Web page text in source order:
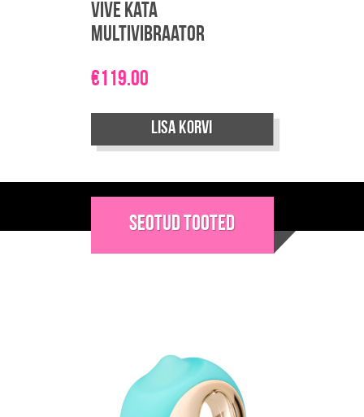
Vive Kata
multivibraator
€119.00
Lisa korvi
Seotud tooted